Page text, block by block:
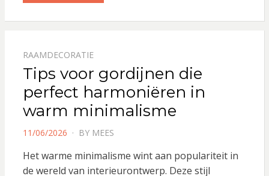
RAAMDECORATIE
Tips voor gordijnen die
perfect harmoniëren in
warm minimalisme
POSTED
11/06/2026 BY MEES
Het warme minimalisme wint aan populariteit in
de wereld van interieurontwerp. Deze stijl